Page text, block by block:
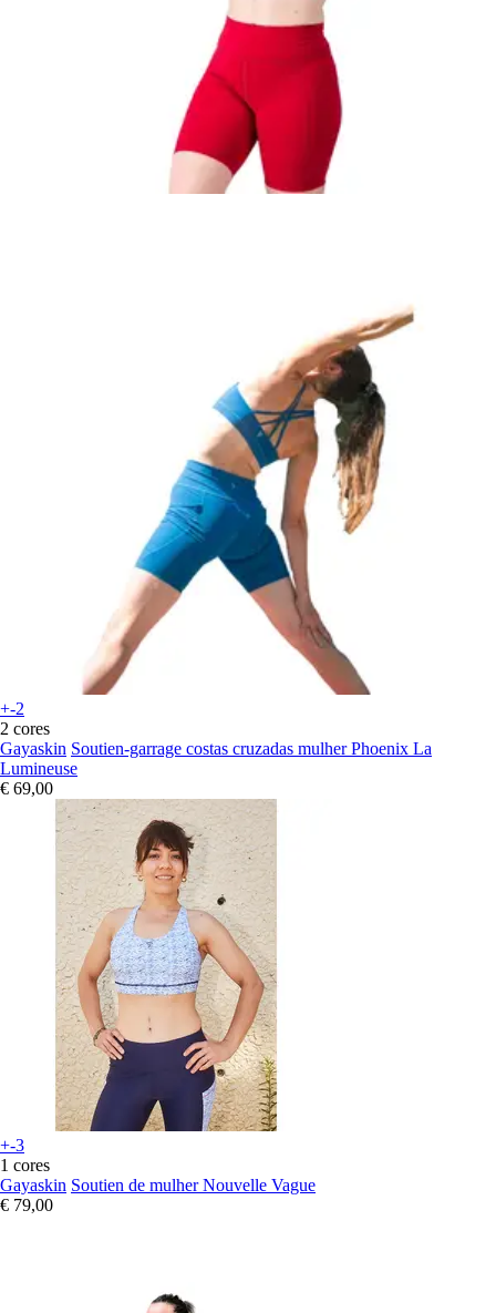
+-2
2 cores
Gayaskin Soutien-garrage costas cruzadas mulher Phoenix La
Lumineuse
€ 69,00
+-3
1 cores
Gayaskin Soutien de mulher Nouvelle Vague
€ 79,00